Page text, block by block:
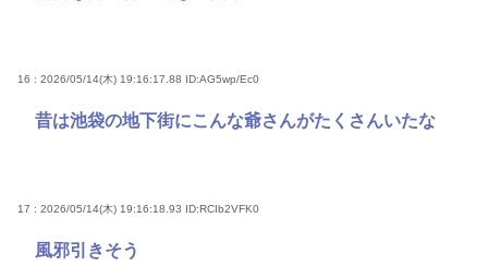
16 : 2026/05/14(木) 19:16:17.88 ID:AG5wp/Ec0
昔は池袋の地下街にこんな爺さんがたくさんいたな
17 : 2026/05/14(木) 19:16:18.93 ID:RCIb2VFK0
風邪引きそう